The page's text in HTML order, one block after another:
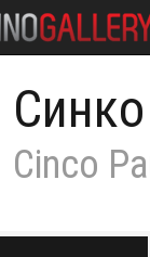
Cinco